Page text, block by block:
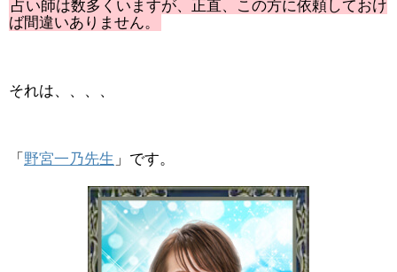
占い師は数多くいますが、正直、この方に依頼しておけ
ば間違いありません。
それは、、、、
「 野宮一乃先生 」です。